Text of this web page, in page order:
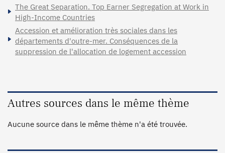
The Great Separation. Top Earner Segregation at Work in
High-Income Countries
Accession et amélioration très sociales dans les
départements d'outre-mer. Conséquences de la
suppression de l'allocation de logement accession
Autres sources dans le même thème
Aucune source dans le même thème n'a été trouvée.